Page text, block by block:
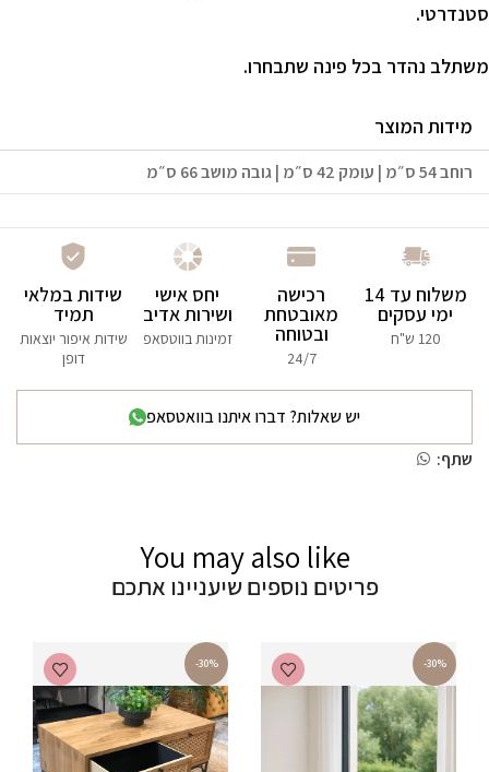
סטנדרטי.
משתלב נהדר בכל פינה שתבחרו.
מידות המוצר
רוחב 54 ס״מ | עומק 42 ס״מ | גובה מושב 66 ס״מ
משלוח עד 14
ימי עסקים
120 ש"ח
רכישה
מאובטחת
ובטוחה
24/7
יחס אישי
ושירות אדיב
זמינות בווטסאפ
שידות במלאי
תמיד
שידות איפור יוצאות
דופן
יש שאלות? דברו איתנו בוואטסאפ
שתף:
You may also like
פריטים נוספים שיעניינו אתכם
-30%
-30%